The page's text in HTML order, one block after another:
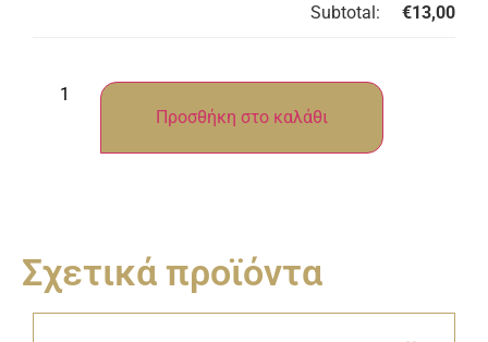
Subtotal: €13,00
Προσθήκη στο καλάθι
Σχετικά προϊόντα